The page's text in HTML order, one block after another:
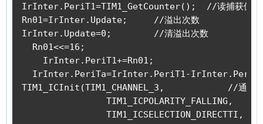
IrInter.PeriT1=TIM1_GetCounter();  //读捕
Rn01=IrInter.Update;     //溢出次数
IrInter.Update=0;        //清溢出次数
  Rn01<<=16;
    IrInter.PeriT1+=Rn01;
IrInter.PeriTa=IrInter.PeriT1-IrInter.PeriT2;	//得出低电平
TIM1_ICInit(TIM1_CHANNEL_3,            //通道1
TIM1_ICPOLARITY_FALLING,   //
TIM1_ICSELECTION_DIRECTTI, //